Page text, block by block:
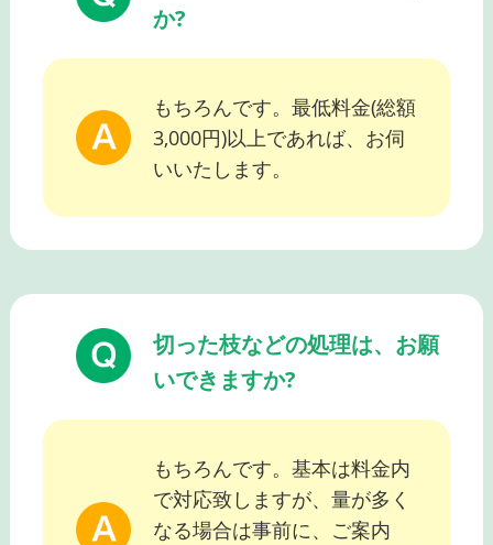
か?
もちろんです。最低料金(総額
3,000円)以上であれば、お伺
いいたします。
切った枝などの処理は、お願
いできますか?
もちろんです。基本は料金内
で対応致しますが、量が多く
なる場合は事前に、ご案内